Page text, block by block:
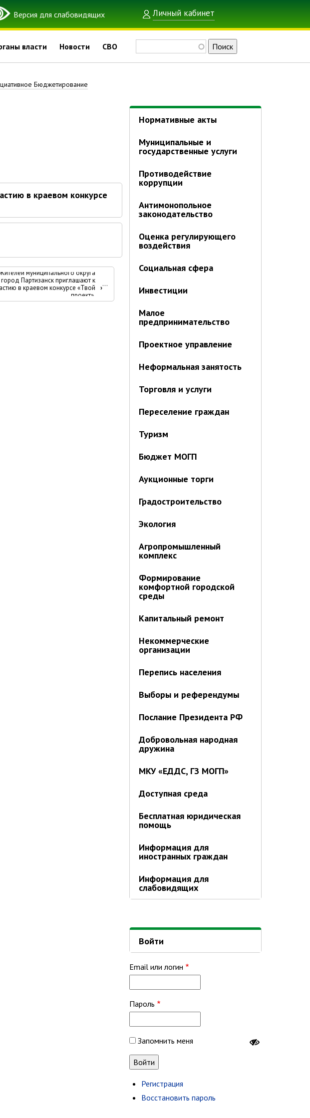
Личный кабинет
власти Новости СВО
Бюджетирование
в краевом конкурсе
муниципального округа
город Партизанск приглашают к
в краевом конкурсе «Твой
проект»
›
Нормативные акты
Муниципальные и
государственные услуги
Противодействие
коррупции
Антимонопольное
законодательство
Оценка регулирующего
воздействия
Социальная сфера
Инвестиции
Малое
предпринимательство
Проектное управление
Неформальная занятость
Торговля и услуги
Переселение граждан
Туризм
Бюджет МОГП
Аукционные торги
Градостроительство
Экология
Агропромышленный
комплекс
Формирование
комфортной городской
среды
Капитальный ремонт
Некоммерческие
организации
Перепись населения
Выборы и референдумы
Послание Президента РФ
Добровольная народная
дружина
МКУ «ЕДДС, ГЗ МОГП»
Доступная среда
Бесплатная юридическая
помощь
Информация для
иностранных граждан
Информация для
слабовидящих
Войти
Email или логин
Пароль
Запомнить меня
Регистрация
Восстановить пароль